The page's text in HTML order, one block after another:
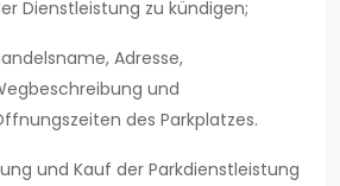
Dienstleistung zu kündigen;
Adresse,
und
des Parkplatzes.
und Kauf der Parkdienstleistung